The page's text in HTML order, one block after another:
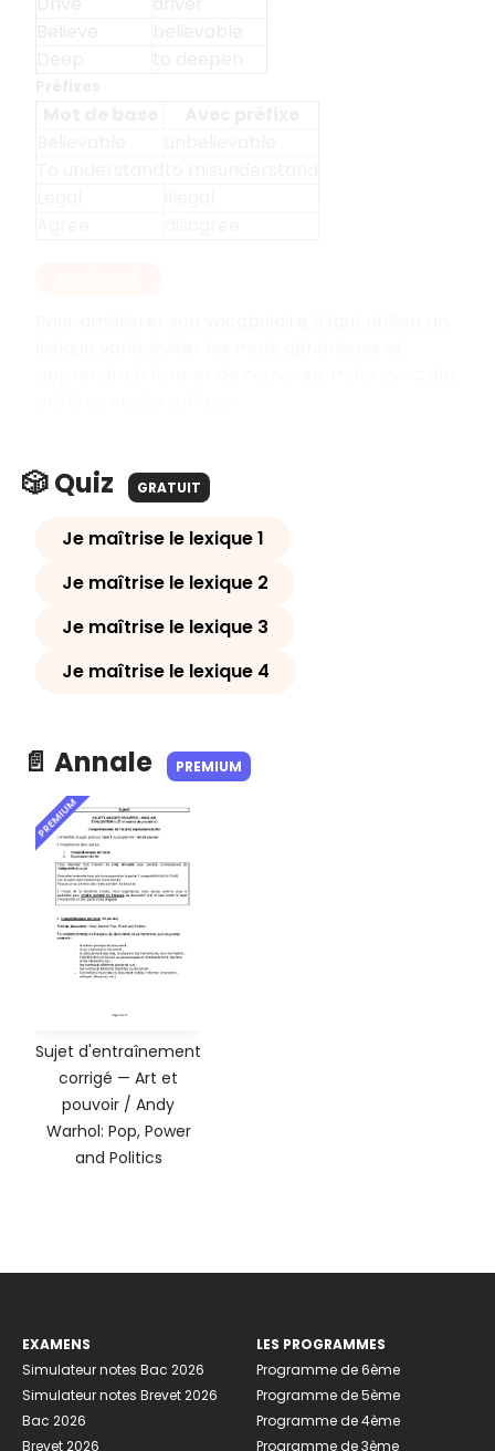
🎲 Quiz GRATUIT
Je maîtrise le lexique 1
Je maîtrise le lexique 2
Je maîtrise le lexique 3
Je maîtrise le lexique 4
📄 Annale PREMIUM
PREMIUM
Sujet d'entraînement
corrigé — Art et
pouvoir / Andy
Warhol: Pop, Power
and Politics
EXAMENS
Simulateur notes Bac 2026
Simulateur notes Brevet 2026
Bac 2026
Brevet 2026
LES PROGRAMMES
Programme de 6ème
Programme de 5ème
Programme de 4ème
Programme de 3ème